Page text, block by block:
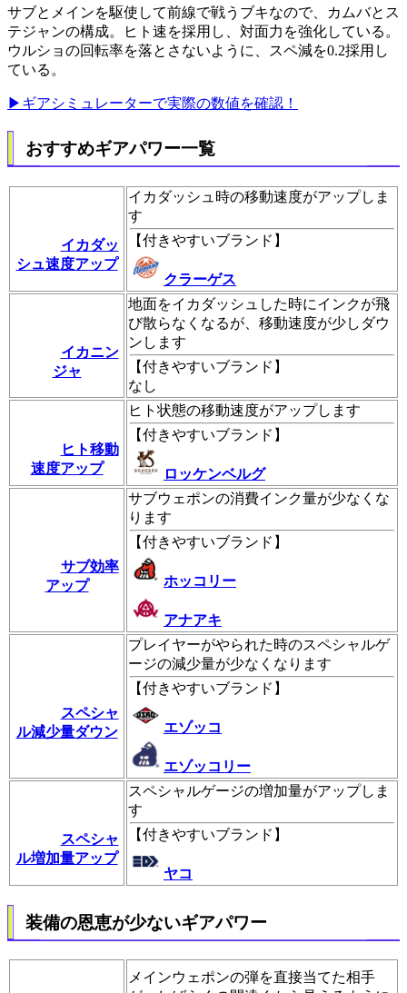
サブとメインを駆使して前線で戦うブキなので、カムバとス
テジャンの構成。ヒト速を採用し、対面力を強化している。
ウルショの回転率を落とさないように、スペ減を0.2採用し
ている。
▶ギアシミュレーターで実際の数値を確認！
おすすめギアパワー一覧
イカダッ
シュ速度アップ
イカダッシュ時の移動速度がアップしま
す
【付きやすいブランド 】
クラーゲス
イカニン
ジャ
地面をイカダッシュした時にインクが飛
び散らなくなるが、移動速度が少しダウ
ンします
【付きやすいブランド 】
なし
ヒト移動
速度アップ
ヒト状態の移動速度がアップします
【付きやすいブランド 】
ロッケンベルグ
サブ効率
アップ
サブウェポンの消費インク量が少なくな
ります
【付きやすいブランド 】
ホッコリー
アナアキ
スペシャ
ル減少量ダウン
プレイヤーがやられた時のスペシャルゲ
ージの減少量が少なくなります
【付きやすいブランド 】
エゾッコ
エゾッコリー
スペシャ
ル増加量アップ
スペシャルゲージの増加量がアップしま
す
【付きやすいブランド 】
ヤコ
装備の恩恵が少ないギアパワー
メインウェポンの弾を直接当てた相手